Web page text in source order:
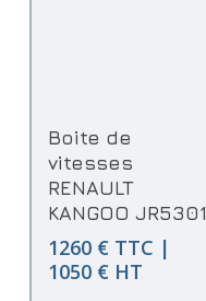
Boite de
vitesses
RENAULT
KANGOO JR5301
1260 € TTC |
1050 € HT